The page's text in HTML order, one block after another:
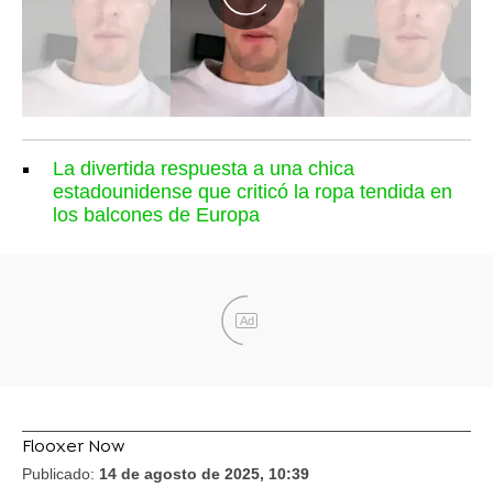
La divertida respuesta a una chica
estadounidense que criticó la ropa tendida en
los balcones de Europa
Ad
Flooxer Now
Publicado: 14 de agosto de 2025, 10:39